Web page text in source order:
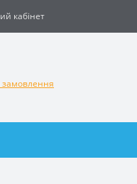
кабінет